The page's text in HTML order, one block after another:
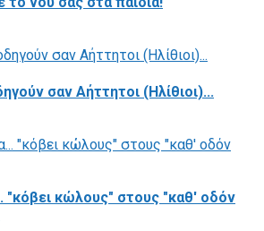
σαν Αήττητοι (Ηλίθιοι)...
"κόβει κώλους" στους "καθ' οδόν